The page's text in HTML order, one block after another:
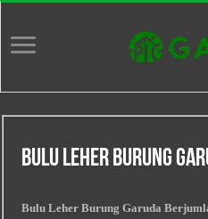
Bulu Leher Burung
Bulu Leher Burung Garuda